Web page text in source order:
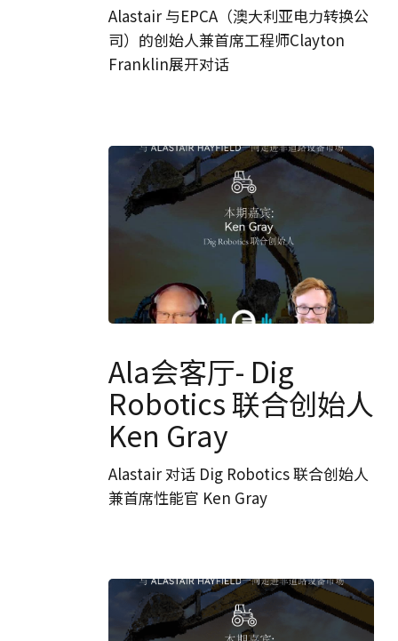
厅-
EPCA
Alastair 与EPCA（澳大利亚电力转换公
司）的创始人兼首席工程师Clayton
Franklin展开对话
会
客
厅-
Dig
Robotics
联
合
人
Gray
Ala会客厅- Dig
Robotics 联合创始人
Ken Gray
Alastair 对话 Dig Robotics 联合创始人
兼首席性能官 Ken Gray